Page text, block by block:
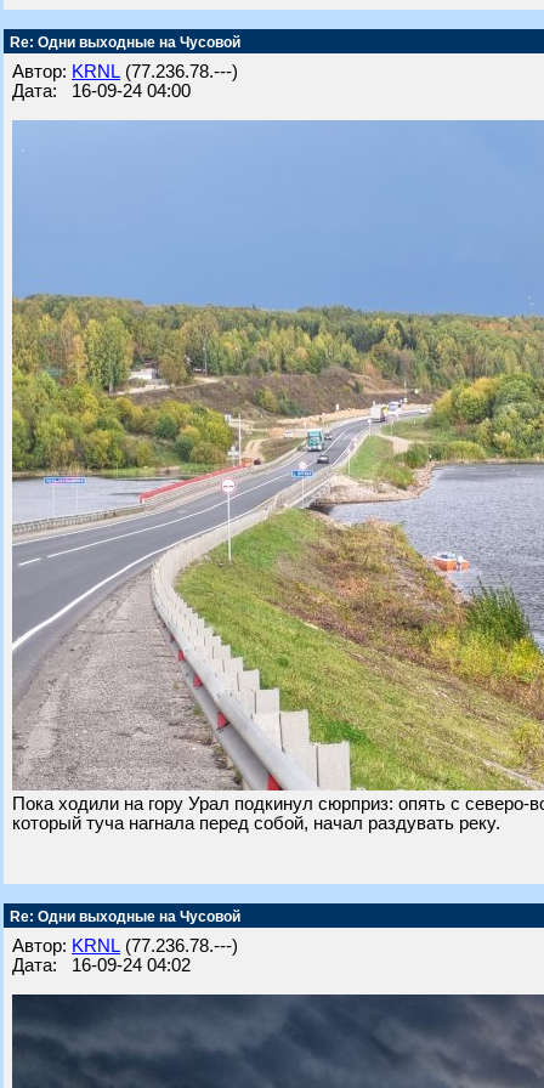
Re: Одни выходные на Чусовой
Автор: KRNL (77.236.78.---)
Дата: 16-09-24 04:00
Пока ходили на гору Урал подкинул сюрприз: опять с
который туча нагнала перед собой, начал раздувать реку.
Re: Одни выходные на Чусовой
Автор: KRNL (77.236.78.---)
Дата: 16-09-24 04:02